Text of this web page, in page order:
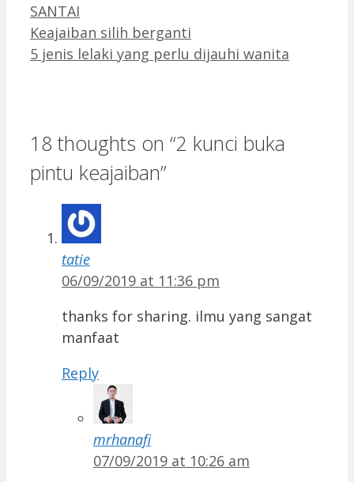
Categories
SANTAI
Keajaiban silih berganti
5 jenis lelaki yang perlu dijauhi wanita
18 thoughts on “2 kunci buka
pintu keajaiban”
tatie
06/09/2019 at 11:36 pm
thanks for sharing. ilmu yang sangat
manfaat
Reply
mrhanafi
07/09/2019 at 10:26 am